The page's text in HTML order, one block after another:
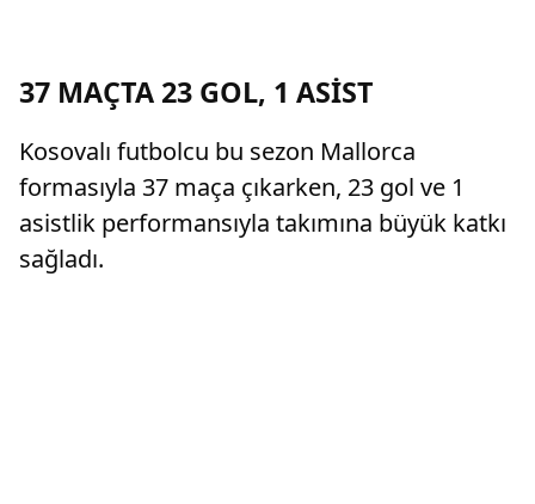
37 MAÇTA 23 GOL, 1 ASİST
Kosovalı futbolcu bu sezon Mallorca
formasıyla 37 maça çıkarken, 23 gol ve 1
asistlik performansıyla takımına büyük katkı
sağladı.